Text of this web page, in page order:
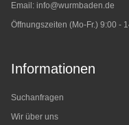
Email: info@wurmbaden.de
Öffnungszeiten (Mo-Fr.) 9:00 -
Informationen
Suchanfragen
Wir über uns